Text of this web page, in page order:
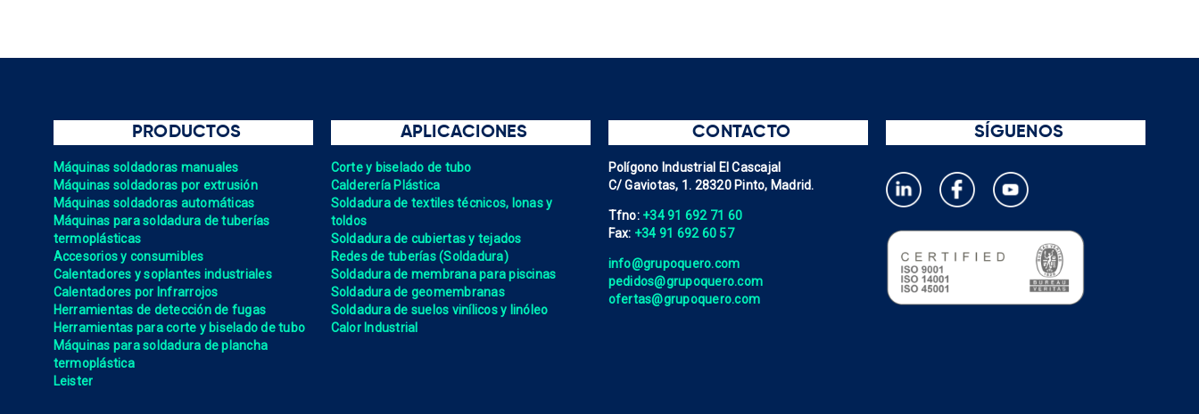
PRODUCTOS
Máquinas soldadoras manuales
Máquinas soldadoras por extrusión
Máquinas soldadoras automáticas
Máquinas para soldadura de tuberías
termoplásticas
Accesorios y consumibles
Calentadores y soplantes industriales
Calentadores por Infrarrojos
Herramientas de detección de fugas
Herramientas para corte y biselado de tubo
Máquinas para soldadura de plancha
termoplástica
Leister
APLICACIONES
Corte y biselado de tubo
Calderería Plástica
Soldadura de textiles técnicos, lonas y
toldos
Soldadura de cubiertas y tejados
Redes de tuberías (Soldadura)
Soldadura de membrana para piscinas
Soldadura de geomembranas
Soldadura de suelos vinílicos y linóleo
Calor Industrial
CONTACTO
Polígono Industrial El Cascajal
C/ Gaviotas, 1. 28320 Pinto, Madrid.
Tfno: +34 91 692 71 60
Fax: +34 91 692 60 57
info@grupoquero.com
pedidos@grupoquero.com
ofertas@grupoquero.com
SÍGUENOS